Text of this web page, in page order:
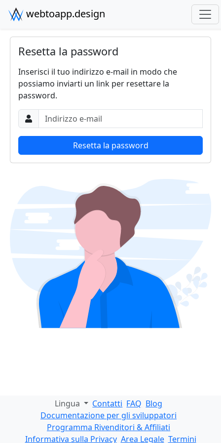
webtoapp.design
Resetta la password
Inserisci il tuo indirizzo e-mail in modo che
possiamo inviarti un link per resettare la
password.
Indirizzo e-mail
Resetta la password
Lingua Contatti FAQ Blog
Documentazione per gli sviluppatori
Programma Rivenditori & Affiliati
Informativa sulla Privacy Area Legale Termini